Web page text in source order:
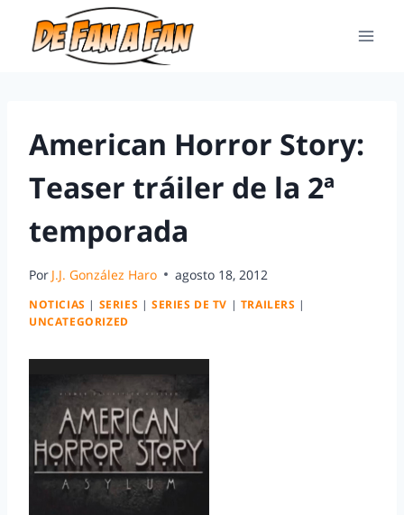
American Horror Story:
Teaser tráiler de la 2ª
temporada
Por J.J. González Haro agosto 18, 2012
NOTICIAS | SERIES | SERIES DE TV | TRAILERS |
UNCATEGORIZED